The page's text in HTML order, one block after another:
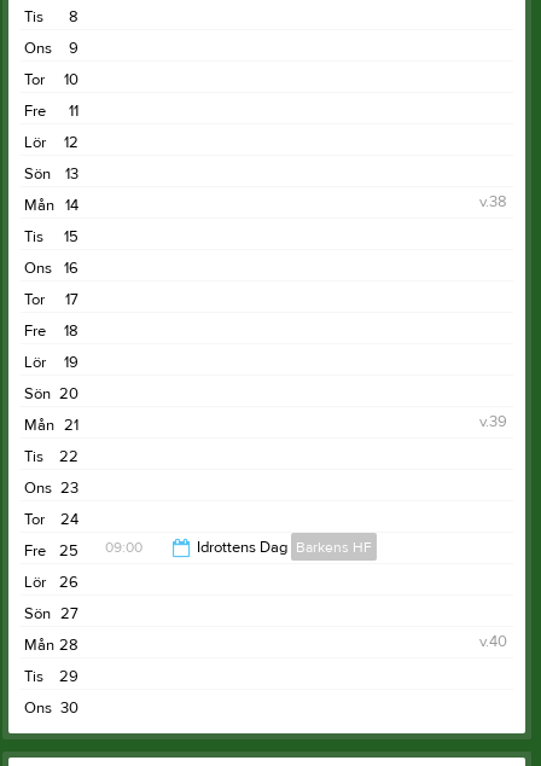
8
Tis
9
Ons
10
Tor
11
Fre
12
Lör
13
Sön
14
Mån
v.38
15
Tis
16
Ons
17
Tor
18
Fre
19
Lör
20
Sön
21
Mån
v.39
22
Tis
23
Ons
24
Tor
25
Fre 09:00 Idrottens Dag Barkens HF
26
Lör
27
Sön
28
Mån
v.40
29
Tis
30
Ons